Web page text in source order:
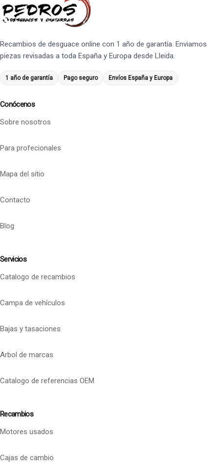
Recambios de desguace online con 1 año de garantía. Enviamos
piezas revisadas a toda España y Europa desde Lleida.
1 año de garantía Pago seguro Envíos España y Europa
Conócenos
Sobre nosotros
Para profecionales
Mapa del sitio
Contacto
Blog
Servicios
Catalogo de recambios
Campa de vehículos
Bajas y tasaciones
Arbol de marcas
Catalogo de referencias OEM
Recambios
Motores usados
Cajas de cambio